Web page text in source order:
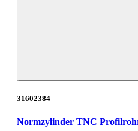
31602384
Normzylinder TNC